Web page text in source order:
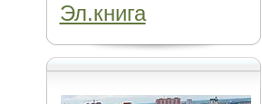
Эл.книга